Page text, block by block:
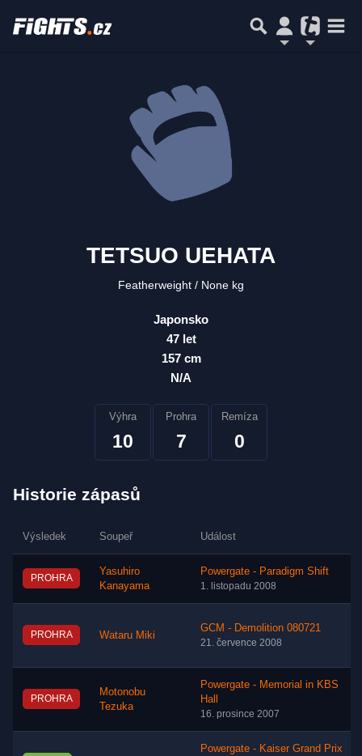
TETSUO UEHATA
Featherweight None kg
Japonsko
47 let
157 cm
N/A
Výhra
10
Prohra
7
Remíza
0
Historie zápasů
Výsledek Soupeř Událost
PROHRA
Yasuhiro
Kanayama
Powergate - Paradigm Shift
1. listopadu 2008
PROHRA Wataru Miki
GCM - Demolition 080721
21. července 2008
PROHRA
Motonobu
Tezuka
Powergate - Memorial in KBS
Hall
16. prosince 2007
Powergate - Kaiser Grand Prix